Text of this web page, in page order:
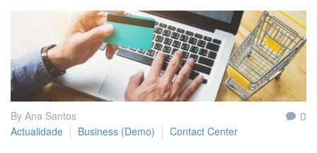
0
By Ana Santos
Actualidade
Business (Demo) Contact Center